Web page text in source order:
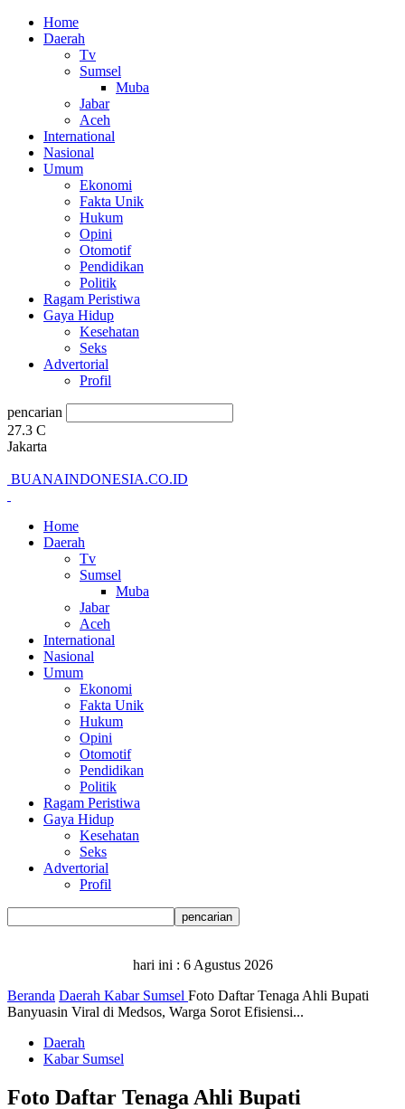
Home
Daerah
Tv
Sumsel
Muba
Jabar
Aceh
International
Nasional
Umum
Ekonomi
Fakta Unik
Hukum
Opini
Otomotif
Pendidikan
Politik
Ragam Peristiwa
Gaya Hidup
Kesehatan
Seks
Advertorial
Profil
pencarian
27.3 C
Jakarta
BUANAINDONESIA.CO.ID
Home
Daerah
Tv
Sumsel
Muba
Jabar
Aceh
International
Nasional
Umum
Ekonomi
Fakta Unik
Hukum
Opini
Otomotif
Pendidikan
Politik
Ragam Peristiwa
Gaya Hidup
Kesehatan
Seks
Advertorial
Profil
hari ini : 6 Agustus 2026
Beranda Daerah Kabar Sumsel Foto Daftar Tenaga Ahli Bupati
Banyuasin Viral di Medsos, Warga Sorot Efisiensi...
Daerah
Kabar Sumsel
Foto Daftar Tenaga Ahli Bupati